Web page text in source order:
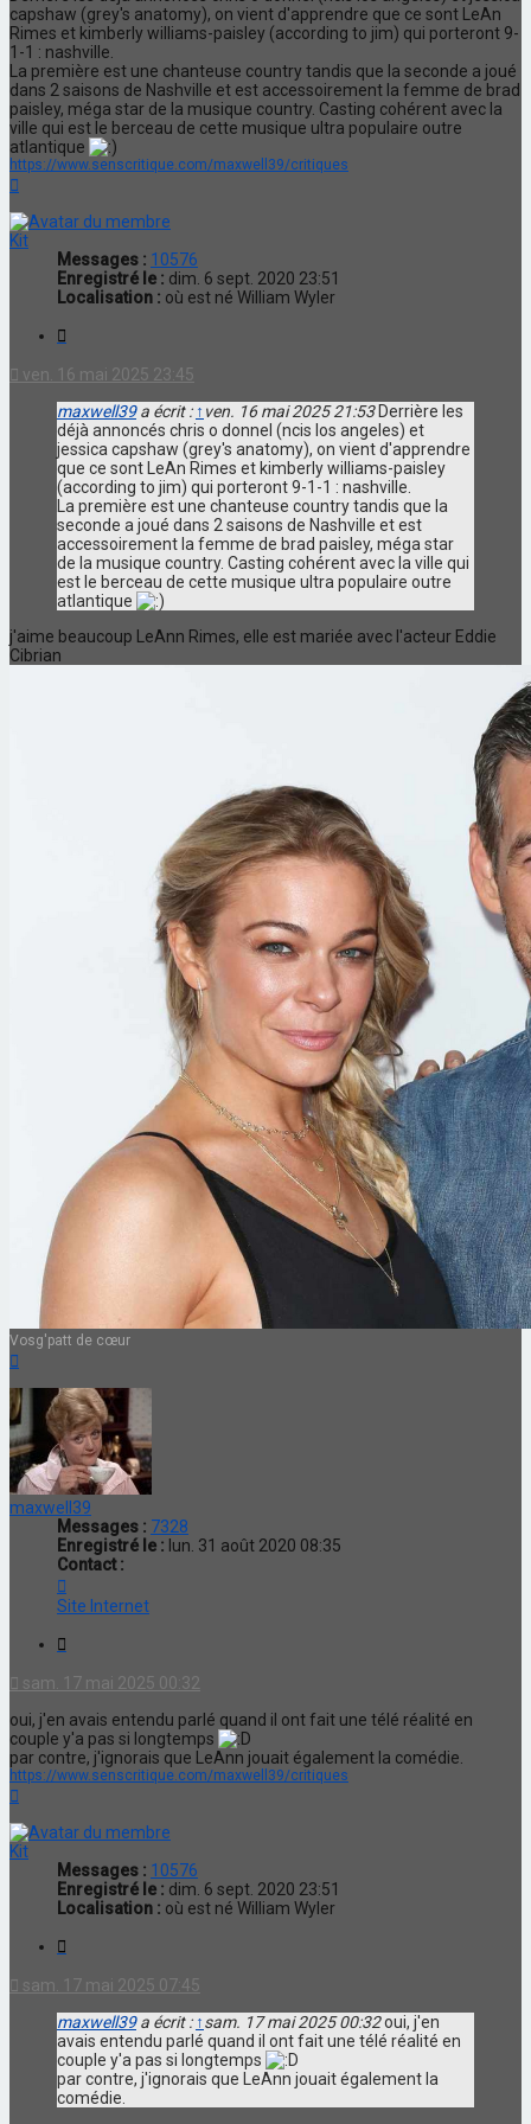
capshaw (grey's anatomy), on vient d'apprendre que ce sont LeAn
Rimes et kimberly williams-paisley (according to jim) qui porteront 9-
1-1 : nashville.
La première est une chanteuse country tandis que la seconde a joué
dans 2 saisons de Nashville et est accessoirement la femme de brad
paisley, méga star de la musique country. Casting cohérent avec la
ville qui est le berceau de cette musique ultra populaire outre
atlantique
https://www.senscritique.com/maxwell39/critiques
Kit
Messages : 10576
Enregistré le : dim. 6 sept. 2020 23:51
Localisation : où est né William Wyler
ven. 16 mai 2025 23:45
maxwell39a écrit : ↑ ven. 16 mai 2025 21:53Derrière les
déjà annoncés chris o donnel (ncis los angeles) et
jessica capshaw (grey's anatomy), on vient d'apprendre
que ce sont LeAn Rimes et kimberly williams-paisley
(according to jim) qui porteront 9-1-1 : nashville.
La première est une chanteuse country tandis que la
seconde a joué dans 2 saisons de Nashville et est
accessoirement la femme de brad paisley, méga star
de la musique country. Casting cohérent avec la ville qui
est le berceau de cette musique ultra populaire outre
atlantique
j'aime beaucoup LeAnn Rimes, elle est mariée avec l'acteur Eddie
Cibrian
Vosg'patt de cœur
maxwell39
Messages : 7328
Enregistré le : lun. 31 août 2020 08:35
Contact :
maxwell39
Site Internet
sam. 17 mai 2025 00:32
oui, j'en avais entendu parlé quand il ont fait une télé réalité en
couple y'a pas si longtemps
par contre, j'ignorais que LeAnn jouait également la comédie.
https://www.senscritique.com/maxwell39/critiques
Kit
Messages : 10576
Enregistré le : dim. 6 sept. 2020 23:51
Localisation : où est né William Wyler
sam. 17 mai 2025 07:45
maxwell39a écrit : ↑sam. 17 mai 2025 00:32oui, j'en
avais entendu parlé quand il ont fait une télé réalité en
couple y'a pas si longtemps
par contre, j'ignorais que LeAnn jouait également la
comédie.